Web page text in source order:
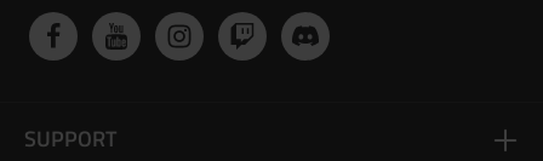
SUPPORT